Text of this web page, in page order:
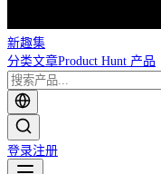
新趣集
分类文章Product Hunt 产品
登录注册